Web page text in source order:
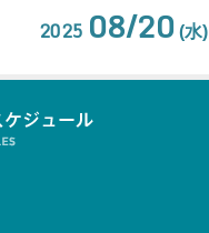
2025 08/20 (水)